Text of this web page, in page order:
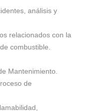
análisis y
relacionados con la
combustible.
Mantenimiento.
de